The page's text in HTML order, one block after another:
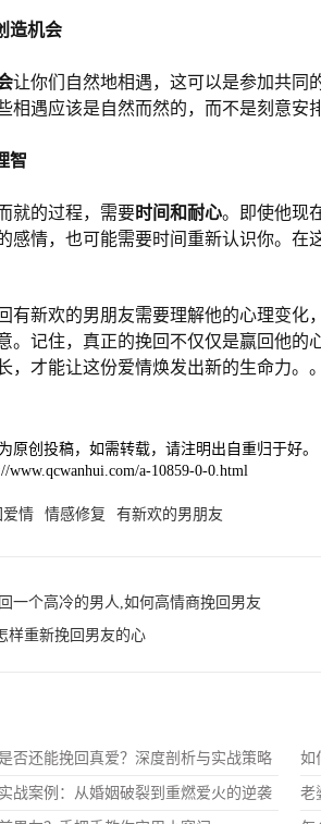
造机会
让你们自然地相遇，这可以是参加共同
相遇应该是自然而然的，而不是刻意安
智
就的过程，需要时间和耐心。即使他现
感情，也可能需要时间重新认识你。在
有新欢的男朋友需要理解他的心理变化
。记住，真正的挽回不仅仅是赢回他的
，才能让这份爱情焕发出新的生命力。。
原创投稿，如需转载，请注明出自重归于好。
www.qcwanhui.com/a-10859-0-0.html
爱情 情感修复 有新欢的男朋友
一个高冷的男人,如何高情商挽回男友
样重新挽回男友的心
否还能挽回真爱？深度剖析与实战策略 如
战案例：从婚姻破裂到重燃爱火的逆袭 老